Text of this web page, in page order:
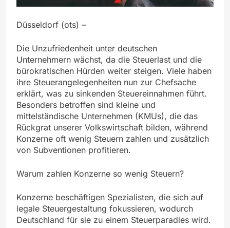
Düsseldorf (ots) –
Die Unzufriedenheit unter deutschen
Unternehmern wächst, da die Steuerlast und die
bürokratischen Hürden weiter steigen. Viele haben
ihre Steuerangelegenheiten nun zur Chefsache
erklärt, was zu sinkenden Steuereinnahmen führt.
Besonders betroffen sind kleine und
mittelständische Unternehmen (KMUs), die das
Rückgrat unserer Volkswirtschaft bilden, während
Konzerne oft wenig Steuern zahlen und zusätzlich
von Subventionen profitieren.
Warum zahlen Konzerne so wenig Steuern?
Konzerne beschäftigen Spezialisten, die sich auf
legale Steuergestaltung fokussieren, wodurch
Deutschland für sie zu einem Steuerparadies wird.